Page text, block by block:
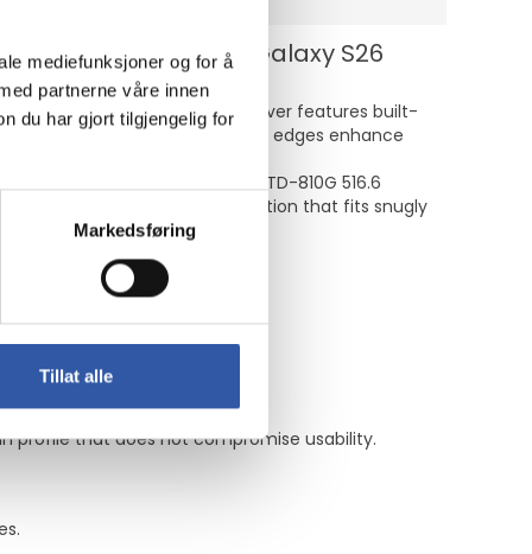
mediefunksjoner og for å
partnerne våre innen
du har gjort tilgjengelig for
Markedsføring
Tillat alle
- for Samsung Galaxy S26
This protective cover features built-
grip-friendly design and raised edges enhance
Its compliance with MIL-STD-810G 516.6
reliability and protection that fits snugly
profile that does not compromise usability.